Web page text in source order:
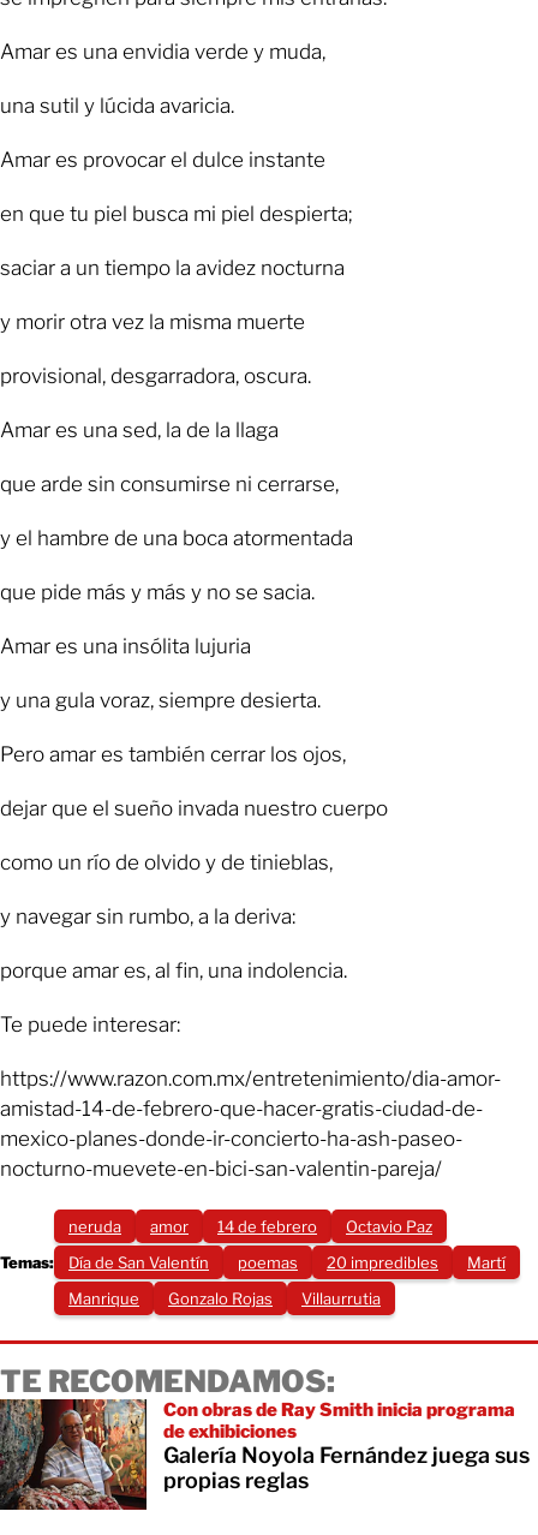
Amar es una envidia verde y muda,
una sutil y lúcida avaricia.
Amar es provocar el dulce instante
en que tu piel busca mi piel despierta;
saciar a un tiempo la avidez nocturna
y morir otra vez la misma muerte
provisional, desgarradora, oscura.
Amar es una sed, la de la llaga
que arde sin consumirse ni cerrarse,
y el hambre de una boca atormentada
que pide más y más y no se sacia.
Amar es una insólita lujuria
y una gula voraz, siempre desierta.
Pero amar es también cerrar los ojos,
dejar que el sueño invada nuestro cuerpo
como un río de olvido y de tinieblas,
y navegar sin rumbo, a la deriva:
porque amar es, al fin, una indolencia.
Te puede interesar:
https://www.razon.com.mx/entretenimiento/dia-amor-
amistad-14-de-febrero-que-hacer-gratis-ciudad-de-
mexico-planes-donde-ir-concierto-ha-ash-paseo-
nocturno-muevete-en-bici-san-valentin-pareja/
Temas:
neruda amor 14 de febrero
Octavio Paz
Día de San Valentín
poemas 20 impredibles
Martí
Manrique
Gonzalo Rojas Villaurrutia
TE RECOMENDAMOS:
Con obras de Ray Smith inicia programa
de exhibiciones
Galería Noyola Fernández juega sus
propias reglas